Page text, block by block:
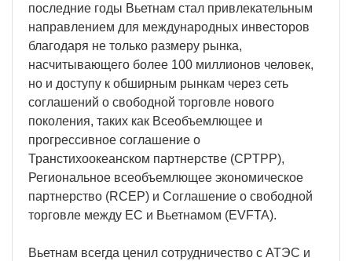
последние годы Вьетнам стал привлекательным
направлением для международных инвесторов
благодаря не только размеру рынка,
насчитывающего более 100 миллионов человек,
но и доступу к обширным рынкам через сеть
соглашений о свободной торговле нового
поколения, таких как Всеобъемлющее и
прогрессивное соглашение о
Транстихоокеанском партнерстве (CPTPP),
Региональное всеобъемлющее экономическое
партнерство (RCEP) и Соглашение о свободной
торговле между ЕС и Вьетнамом (EVFTA).
Вьетнам всегда ценил сотрудничество с АТЭС и